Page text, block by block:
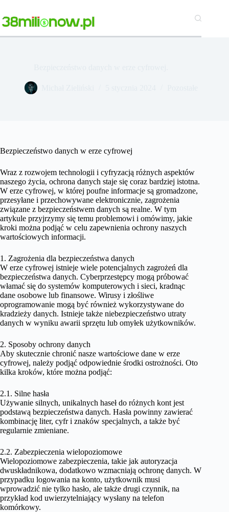
treści
Bezpieczeństwo danych w erze cyfrowej
Wraz z rozwojem technologii i cyfryzacją różnych aspektów
naszego życia, ochrona danych staje się coraz bardziej istotna.
W erze cyfrowej, w której poufne informacje są gromadzone,
przesyłane i przechowywane elektronicznie, zagrożenia
związane z bezpieczeństwem danych są realne. W tym
artykule przyjrzymy się temu problemowi i omówimy, jakie
kroki można podjąć w celu zapewnienia ochrony naszych
wartościowych informacji.
1. Zagrożenia dla bezpieczeństwa danych
W erze cyfrowej istnieje wiele potencjalnych zagrożeń dla
bezpieczeństwa danych. Cyberprzestępcy mogą próbować
włamać się do systemów komputerowych i sieci, kradnąc
dane osobowe lub finansowe. Wirusy i złośliwe
oprogramowanie mogą być również wykorzystywane do
kradzieży danych. Istnieje także niebezpieczeństwo utraty
danych w wyniku awarii sprzętu lub omyłek użytkowników.
2. Sposoby ochrony danych
Aby skutecznie chronić nasze wartościowe dane w erze
cyfrowej, należy podjąć odpowiednie środki ostrożności. Oto
kilka kroków, które można podjąć:
2.1. Silne hasła
Używanie silnych, unikalnych haseł do różnych kont jest
podstawą bezpieczeństwa danych. Hasła powinny zawierać
kombinację liter, cyfr i znaków specjalnych, a także być
regularnie zmieniane.
2.2. Zabezpieczenia wielopoziomowe
Wielopoziomowe zabezpieczenia, takie jak autoryzacja
dwuskładnikowa, dodatkowo wzmacniają ochronę danych. W
przypadku logowania na konto, użytkownik musi
wprowadzić nie tylko hasło, ale także drugi czynnik, na
przykład kod uwierzytelniający wysłany na telefon
komórkowy.